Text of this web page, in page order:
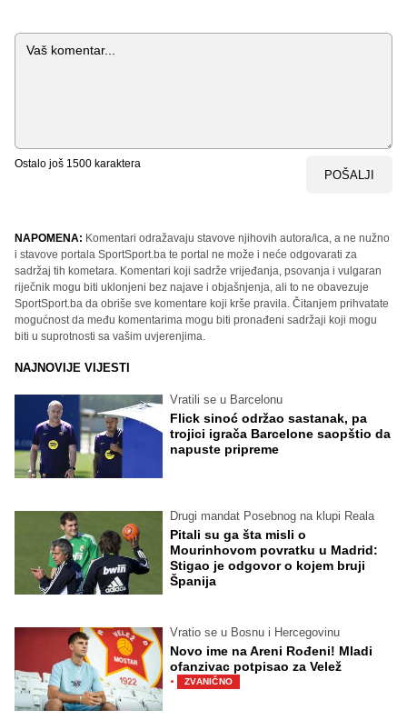
Komentar
Ostalo još 1500 karaktera
POŠALJI
NAPOMENA: Komentari odražavaju stavove njihovih autora/ica, a ne nužno
i stavove portala SportSport.ba te portal ne može i neće odgovarati za
sadržaj tih kometara. Komentari koji sadrže vrijeđanja, psovanja i vulgaran
riječnik mogu biti uklonjeni bez najave i objašnjenja, ali to ne obavezuje
SportSport.ba da obriše sve komentare koji krše pravila. Čitanjem prihvatate
mogućnost da među komentarima mogu biti pronađeni sadržaji koji mogu
biti u suprotnosti sa vašim uvjerenjima.
NAJNOVIJE VIJESTI
Vratili se u Barcelonu
Flick sinoć održao sastanak, pa
trojici igrača Barcelone saopštio da
napuste pripreme
Drugi mandat Posebnog na klupi Reala
Pitali su ga šta misli o
Mourinhovom povratku u Madrid:
Stigao je odgovor o kojem bruji
Španija
Vratio se u Bosnu i Hercegovinu
Novo ime na Areni Rođeni! Mladi
ofanzivac potpisao za Velež
· ZVANIČNO